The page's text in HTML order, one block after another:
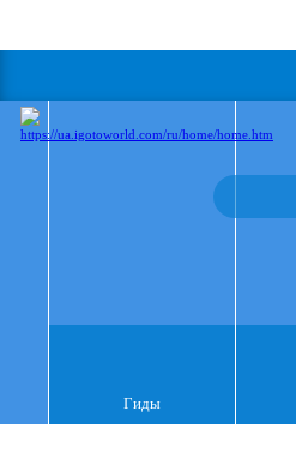
Гиды